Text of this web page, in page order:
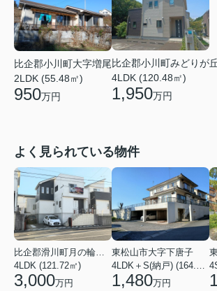
比企郡小川町大字増尾
2LDK (55.48㎡)
950万円
比企郡小川町みどりが
4LDK (120.48㎡)
1,950万円
よく見られている物件
4LDK (121.72㎡)
3,000万円
東松山市大字下唐子
1,480万円